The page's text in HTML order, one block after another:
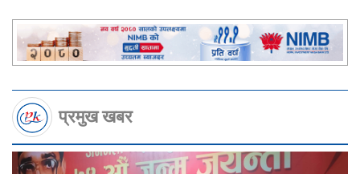
प्रमुख खबर